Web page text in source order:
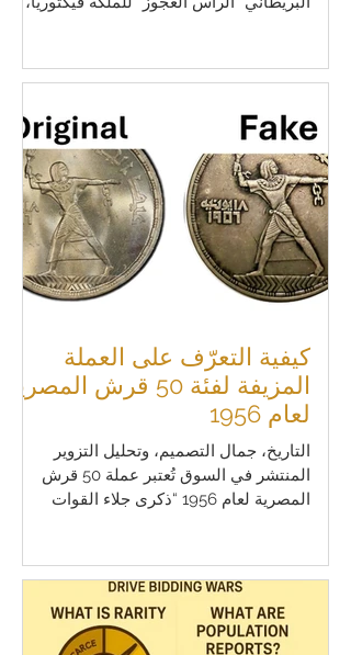
العملات الفضية في أواخر العصر الفيكتوري.
بين رمزية الإمبراطورية البريطانية وأحد أعظم
التصاميم الفنية في تاريخ العملات: تصميم
“القديس جورج والتنين” الشهير للفنان
بينيديتو بيستروتشي. وبسبب شعبيتها الكبيرة
بين هواة الجمع والمستثمرين، بدأت النسخ
كيفية التعرّف على العملة
المزيفة لفئة 50 قرش المصرية
لعام 1956
التاريخ، جمال التصميم، وتحليل التزوير
المنتشر في السوق تُعتبر عملة 50 قرش
المصرية لعام 1956 “ذكرى جلاء القوات
تجمع بين القيمة التاريخية، والمحتوى العالي
من الفضة، والتصميم الفني المميز. لكن مع
ازدياد الطلب عليها بين هواة جمع العملات،
بدأت تظهر في الأسواق نسخ مزيفة بدرجات